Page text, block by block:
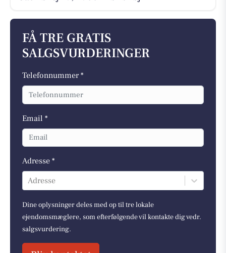
FÅ TRE GRATIS
SALGSVURDERINGER
Telefonnummer *
Email *
Adresse *
Adresse
Dine oplysninger deles med op til tre lokale
ejendomsmæglere, som efterfølgende vil kontakte dig vedr.
salgsvurdering.